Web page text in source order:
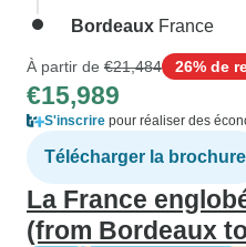
Bordeaux France
À partir de €21,484 26% de
€15,989
S'inscrire pour réaliser des
Télécharger la brochure
La France
(from Bordeaux